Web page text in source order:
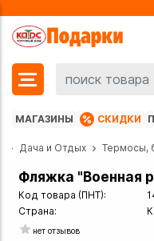
МАГАЗИНЫ СКИДКИ
Дача и Отдых Термосы,
Фляжка "Военная
Код товара (ПНТ):
Страна:
нет отзывов